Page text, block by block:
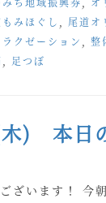
みほぐし 尾道オ
クゼーション 整
足つぼ
) 本日
ざいます！ 今